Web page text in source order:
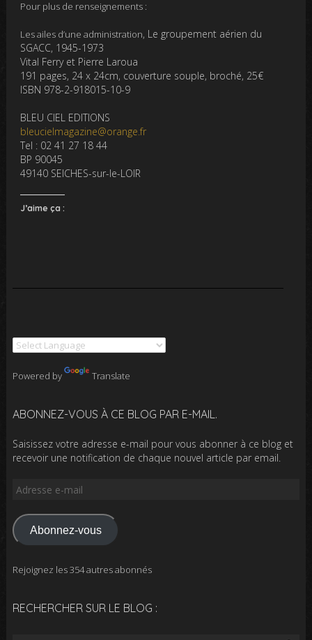
Pour plus de renseignements :
Les ailes d’une administration, Le groupement aérien du
SGACC, 1945-1973
Vital Ferry et Pierre Laroua
191 pages, 24 x 24cm, couverture souple, broché, 25€
ISBN 978-2-918015-10-9
BLEU CIEL EDITIONS
bleucielmagazine@orange.fr
Tel : 02 41 27 18 44
BP 90045
49140 SEICHES-sur-le-LOIR
J’aime ça :
Powered by Translate
ABONNEZ-VOUS À CE BLOG PAR E-MAIL.
Saisissez votre adresse e-mail pour vous abonner à ce blog et
recevoir une notification de chaque nouvel article par email.
Adresse
mail
Abonnez-vous
Rejoignez les 354 autres abonnés
RECHERCHER SUR LE BLOG :